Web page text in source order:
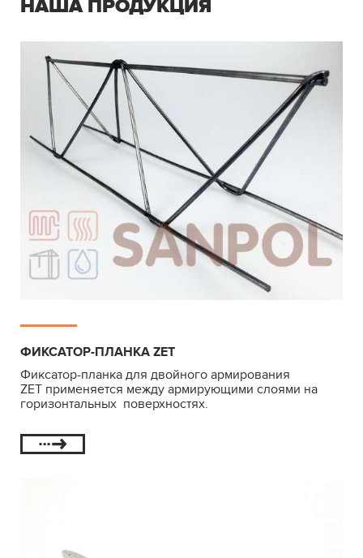
НАША ПРОДУКЦИЯ
ФИКСАТОР-ПЛАНКА ZET
Фиксатор-планка для двойного армирования
ZET применяется между армирующими слоями на
горизонтальных поверхностях.